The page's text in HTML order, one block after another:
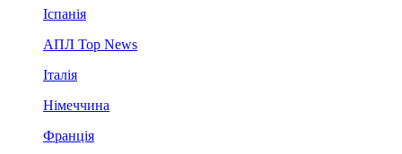
Іспанія
АПЛ Top News
Італія
Німеччина
Франція